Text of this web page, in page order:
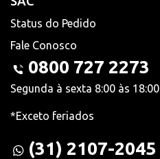
Status do Pedido
Fale Conosco
0800 727 2273
Segunda à sexta 8:00 às 18:00
*Exceto feriados
(31) 2107-2045